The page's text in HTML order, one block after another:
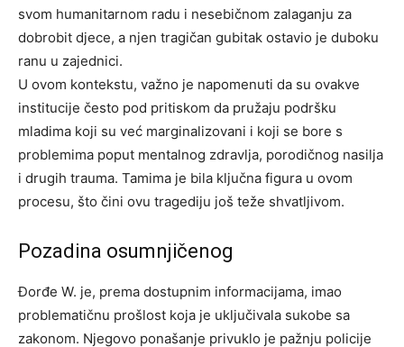
svom humanitarnom radu i nesebičnom zalaganju za
dobrobit djece, a njen tragičan gubitak ostavio je duboku
ranu u zajednici.
U ovom kontekstu, važno je napomenuti da su ovakve
institucije često pod pritiskom da pružaju podršku
mladima koji su već marginalizovani i koji se bore s
problemima poput mentalnog zdravlja, porodičnog nasilja
i drugih trauma. Tamima je bila ključna figura u ovom
procesu, što čini ovu tragediju još teže shvatljivom.
Pozadina osumnjičenog
Đorđe W. je, prema dostupnim informacijama, imao
problematičnu prošlost koja je uključivala sukobe sa
zakonom. Njegovo ponašanje privuklo je pažnju policije